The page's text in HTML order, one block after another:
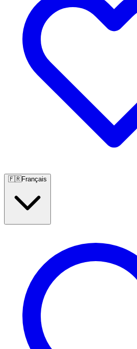
🇫🇷Français